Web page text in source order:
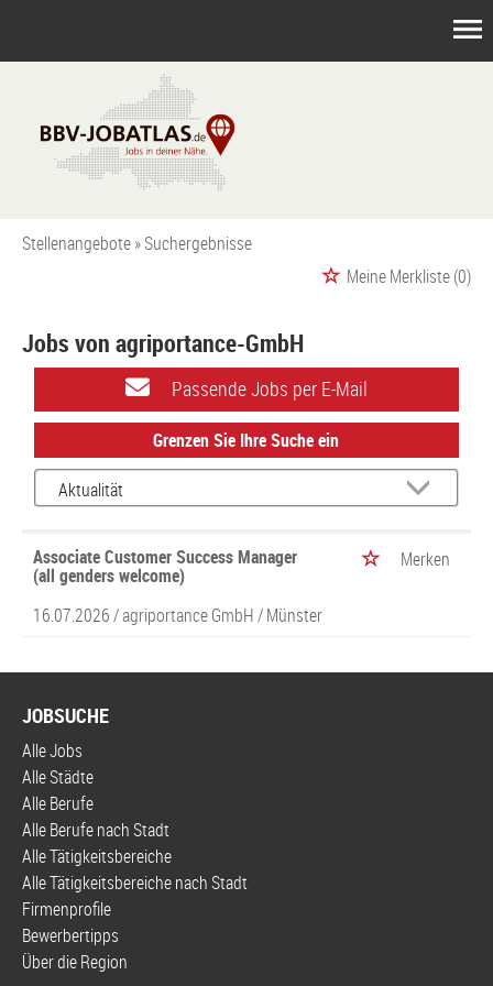
Stellenangebote Suchergebnisse
Meine Merkliste(0)
Jobs von agriportance-GmbH
Passende Jobs per E-Mail
Grenzen Sie Ihre Suche ein
Associate Customer Success Manager
(all genders welcome)
Merken
16.07.2026 /agriportance GmbH/ Münster
JOBSUCHE
Alle Jobs
Alle Städte
Alle Berufe
Alle Berufe nach Stadt
Alle Tätigkeitsbereiche
Alle Tätigkeitsbereiche nach Stadt
Firmenprofile
Bewerbertipps
Über die Region